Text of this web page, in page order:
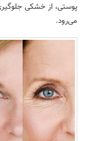
پوستی، از خشکی
می‌رود.